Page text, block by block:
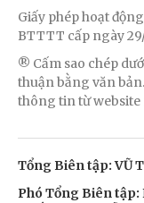
Giấy phép hoạt
BTTTT cấp ngày
® Cấm sao chép
thuận bằng văn
thông tin từ website
Tổng Biên tập: VŨ
Phó Tổng Biên tập: